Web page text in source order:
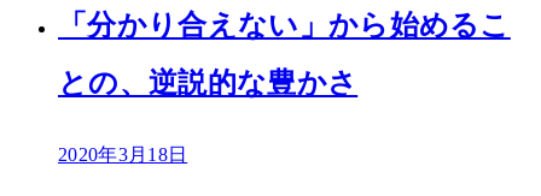
「分かり合えない」から始めるこ
との、逆説的な豊かさ
2020年3月18日